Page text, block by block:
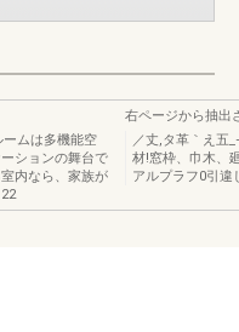
ームは多機能空
ションの舞台で
内なら、家族が
右ページから抽出
／丈,タ革｀え五
材!窓枠、巾木、
アルプラフ0引違